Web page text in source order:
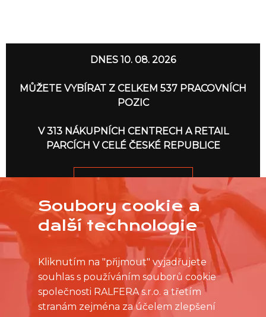
DNES 10. 08. 2026
MŮŽETE VYBÍRAT Z CELKEM 537 PRACOVNÍCH
POZIC
V 313 NÁKUPNÍCH CENTRECH A RETAIL
PARCÍCH V CELÉ ČESKÉ REPUBLICE
JDEME NA TO
Soubory cookie a
další technologie
Kliknutím na "přijmout" vyjadřujete
souhlas s používáním souborů cookie
společnosti RALFERA s.r.o. a třetím
stranám zejména za účelem zlepšení